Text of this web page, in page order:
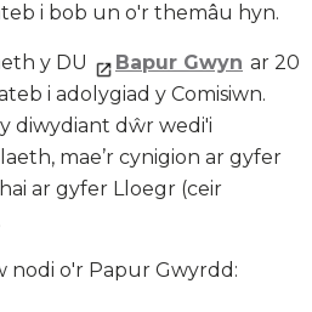
i bob un o'r themâu hyn.
y DU Bapur Gwyn ar 20
i adolygiad y Comisiwn.
diwydiant dŵr wedi'i
mae’r cynigion ar gyfer
ar gyfer Lloegr (ceir
nodi o'r Papur Gwyrdd: